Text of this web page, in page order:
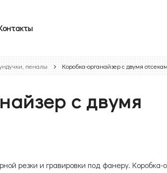
пеналы Коробка-органайзер с двумя
с двумя
резки и гравировки под фанеру. Коробка-